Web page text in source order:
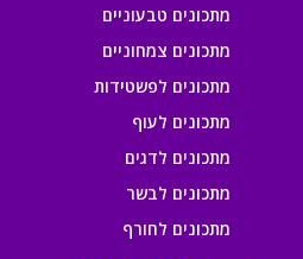
מתכונים טבעוניים
מתכונים צמחוניים
מתכונים לפשטידות
מתכונים לעוף
מתכונים לדגים
מתכונים לבשר
מתכונים לחורף